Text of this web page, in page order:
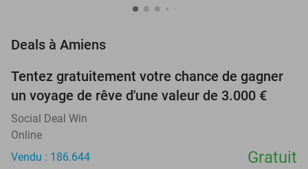
Deals à Amiens
Tentez gratuitement votre chance de gagner
un voyage de rêve d'une valeur de 3.000 €
Social Deal Win
Online
Vendu : 186.644
Gratuit